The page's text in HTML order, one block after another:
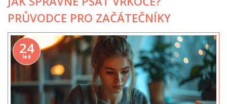
PRŮVODCE PRO ZAČÁTEČNÍKY
24
led